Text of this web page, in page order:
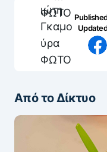
Από το Δίκτυο